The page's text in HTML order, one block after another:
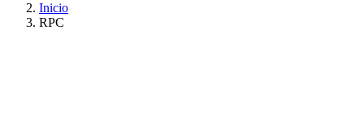
Inicio
RPC